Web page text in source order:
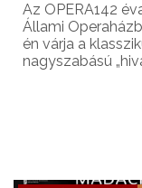
Az OPERA142
Állami
én várja a
nagyszabású
zenetörténet